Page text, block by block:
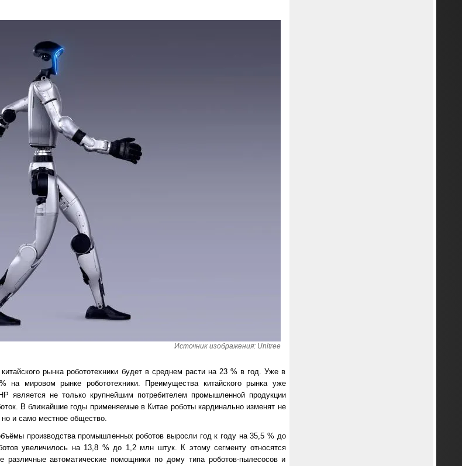
Источник изображения: Unitree
рынка робототехники будет в среднем расти на 23 % в год. Уже в
на мировом рынке робототехники. Преимущества китайского рынка уже
является не только крупнейшим потребителем промышленной продукции
В ближайшие годы применяемые в Китае роботы кардинально изменят не
и само местное общество.
производства промышленных роботов выросли год к году на 35,5 % до
увеличилось на 13,8 % до 1,2 млн штук. К этому сегменту относятся
различные автоматические помощники по дому типа роботов-пылесосов и